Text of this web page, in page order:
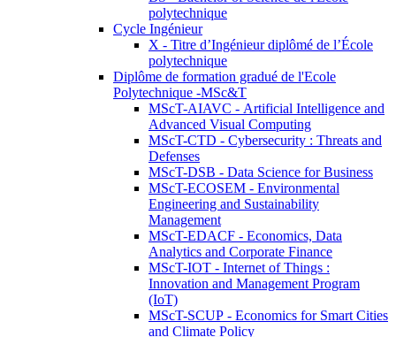
polytechnique
Cycle Ingénieur
X - Titre d’Ingénieur diplômé de l’École
polytechnique
Diplôme de formation gradué de l'Ecole
Polytechnique -MSc&T
MScT-AIAVC - Artificial Intelligence and
Advanced Visual Computing
MScT-CTD - Cybersecurity : Threats and
Defenses
MScT-DSB - Data Science for Business
MScT-ECOSEM - Environmental
Engineering and Sustainability
Management
MScT-EDACF - Economics, Data
Analytics and Corporate Finance
MScT-IOT - Internet of Things :
Innovation and Management Program
(IoT)
MScT-SCUP - Economics for Smart Cities
and Climate Policy